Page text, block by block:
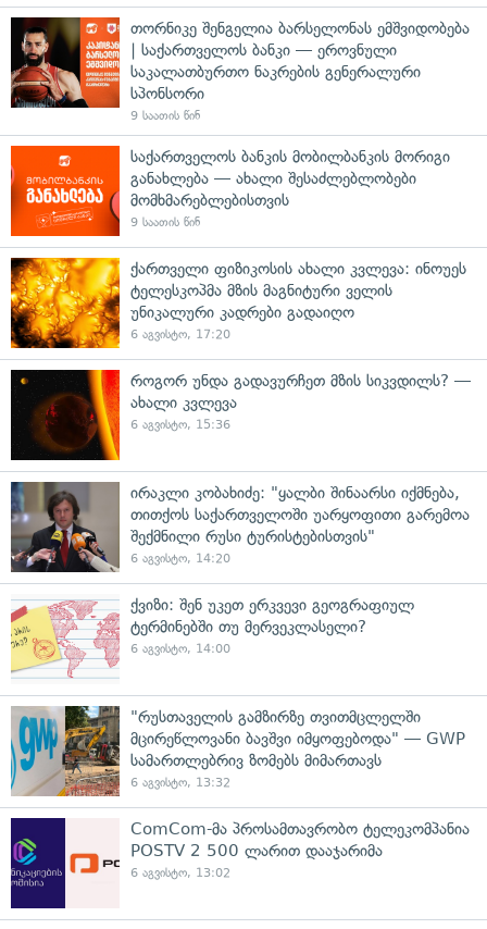
თორნიკე შენგელია ბარსელონას ემშვიდობება
| საქართველოს ბანკი — ეროვნული
საკალათბურთო ნაკრების გენერალური
სპონსორი
9 საათის წინ
საქართველოს ბანკის მობილბანკის მორიგი
განახლება — ახალი შესაძლებლობები
მომხმარებლებისთვის
9 საათის წინ
ქართველი ფიზიკოსის ახალი კვლევა: ინოუეს
ტელესკოპმა მზის მაგნიტური ველის
უნიკალური კადრები გადაიღო
6 აგვისტო, 17:20
როგორ უნდა გადავურჩეთ მზის სიკვდილს? —
ახალი კვლევა
6 აგვისტო, 15:36
ირაკლი კობახიძე: "ყალბი შინაარსი იქმნება,
თითქოს საქართველოში უარყოფითი გარემოა
შექმნილი რუსი ტურისტებისთვის"
6 აგვისტო, 14:20
ქვიზი: შენ უკეთ ერკვევი გეოგრაფიულ
ტერმინებში თუ მერვეკლასელი?
6 აგვისტო, 14:00
"რუსთაველის გამზირზე თვითმცლელში
მცირეწლოვანი ბავშვი იმყოფებოდა" — GWP
სამართლებრივ ზომებს მიმართავს
6 აგვისტო, 13:32
ComCom-მა პროსამთავრობო ტელეკომპანია
POSTV 2 500 ლარით დააჯარიმა
6 აგვისტო, 13:02